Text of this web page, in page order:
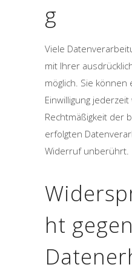
g
Viele
mit Ihrer
möglich. Sie
Einwilligung
Rechtmäßigkeit der
erfolgten
Widerruf unberührt.
ht